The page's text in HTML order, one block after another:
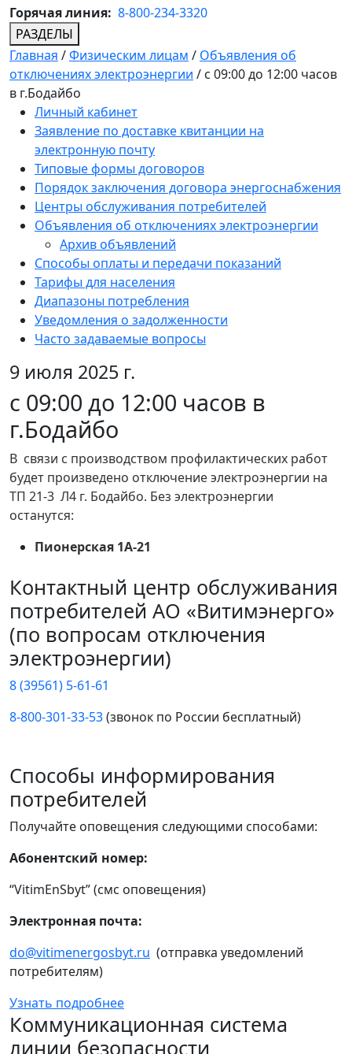
Горячая линия: 8-800-234-3320
РАЗДЕЛЫ
Главная /Физическим лицам / Объявления об
отключениях электроэнергии / с 09:00 до 12:00 часов
в г.Бодайбо
Личный кабинет
Заявление по доставке квитанции на
электронную почту
Типовые формы договоров
Порядок заключения договора энергоснабжения
Центры обслуживания потребителей
Объявления об отключениях электроэнергии
Архив объявлений
Способы оплаты и передачи показаний
Тарифы для населения
Диапазоны потребления
Уведомления о задолженности
Часто задаваемые вопросы
9 июля 2025 г.
с 09:00 до 12:00 часов в
г.Бодайбо
В связи с производством профилактических работ
будет произведено отключение электроэнергии на
ТП 21-3 Л4 г. Бодайбо. Без электроэнергии
останутся:
Пионерская 1А-21
Контактный центр обслуживания
потребителей АО «Витимэнерго»
(по вопросам отключения
электроэнергии)
8 (39561) 5-61-61
8-800-301-33-53(звонок по России бесплатный)
Способы информирования
потребителей
Получайте оповещения следующими способами:
Абонентский номер:
“VitimEnSbyt” (смс оповещения)
Электронная почта:
do@vitimenergosbyt.ru (отправка уведомлений
потребителям)
Узнать подробнее
Коммуникационная система
линии безопасности